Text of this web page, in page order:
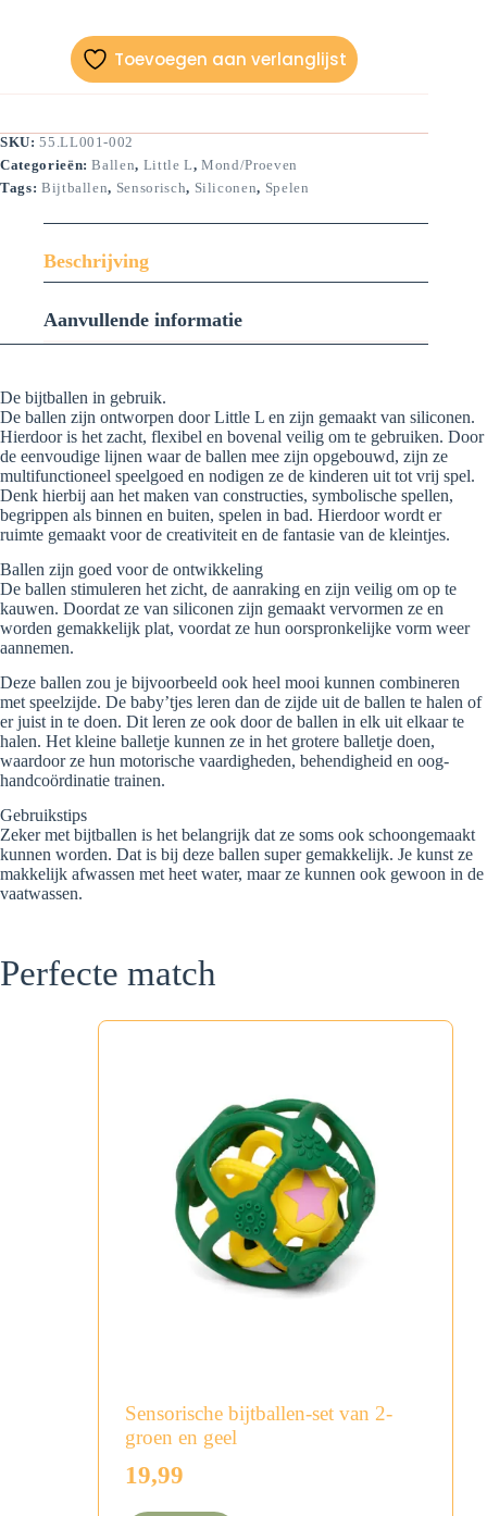
Toevoegen aan verlanglijst
SKU:55.LL001-002
Categorieën:Ballen, Little L,Mond/Proeven
Tags: Bijtballen, Sensorisch, Siliconen, Spelen
Beschrijving
Aanvullende informatie
De bijtballen in gebruik.
De ballen zijn ontworpen door Little L en zijn gemaakt van siliconen.
Hierdoor is het zacht, flexibel en bovenal veilig om te gebruiken. Door
de eenvoudige lijnen waar de ballen mee zijn opgebouwd, zijn ze
multifunctioneel speelgoed en nodigen ze de kinderen uit tot vrij spel.
Denk hierbij aan het maken van constructies, symbolische spellen,
begrippen als binnen en buiten, spelen in bad. Hierdoor wordt er
ruimte gemaakt voor de creativiteit en de fantasie van de kleintjes.
Ballen zijn goed voor de ontwikkeling
De ballen stimuleren het zicht, de aanraking en zijn veilig om op te
kauwen. Doordat ze van siliconen zijn gemaakt vervormen ze en
worden gemakkelijk plat, voordat ze hun oorspronkelijke vorm weer
aannemen.
Deze ballen zou je bijvoorbeeld ook heel mooi kunnen combineren
met speelzijde. De baby’tjes leren dan de zijde uit de ballen te halen of
er juist in te doen. Dit leren ze ook door de ballen in elk uit elkaar te
halen. Het kleine balletje kunnen ze in het grotere balletje doen,
waardoor ze hun motorische vaardigheden, behendigheid en oog-
handcoördinatie trainen.
Gebruikstips
Zeker met bijtballen is het belangrijk dat ze soms ook schoongemaakt
kunnen worden. Dat is bij deze ballen super gemakkelijk. Je kunst ze
makkelijk afwassen met heet water, maar ze kunnen ook gewoon in de
vaatwassen.
Perfecte match
Sensorische bijtballen-set van 2-
groen en geel
19,99